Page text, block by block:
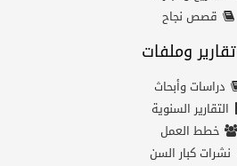
قصص نجاح
تقارير وملفات
دراسات وأبحاث
التقارير السنوية
خطط العمل
نشرات كبار السن